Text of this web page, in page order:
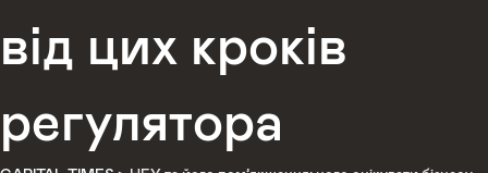
від цих кроків
регулятора